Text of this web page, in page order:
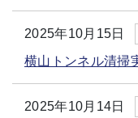
2025年10月15日
横山トンネル清掃
2025年10月14日